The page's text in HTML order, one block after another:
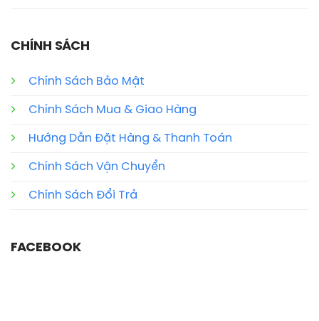
CHÍNH SÁCH
Chính Sách Bảo Mật
Chính Sách Mua & Giao Hàng
Hướng Dẫn Đặt Hàng & Thanh Toán
Chính Sách Vận Chuyển
Chính Sách Đổi Trả
FACEBOOK